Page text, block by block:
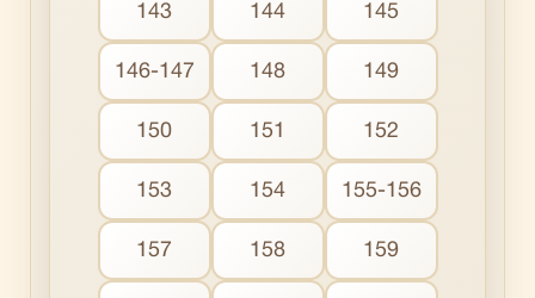
143 144 145
146-147 148 149
150 151 152
153 154 155-156
157 158 159